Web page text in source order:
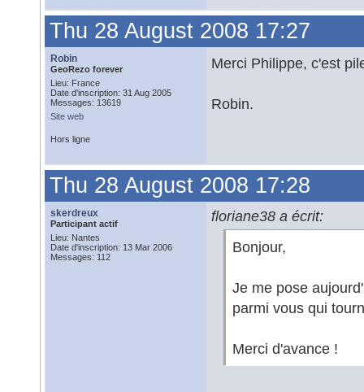
Thu 28 August 2008 17:27
Robin
GeoRezo forever
Lieu: France
Date d'inscription: 31 Aug 2005
Messages: 13619
Site web
Merci Philippe, c'est
Robin.
Hors ligne
Thu 28 August 2008 17:28
skerdreux
Participant actif
Lieu: Nantes
Date d'inscription: 13 Mar 2006
Messages: 112
floriane38 a écrit:
Bonjour,
Je me pose
parmi vous qui
Merci d'avance !